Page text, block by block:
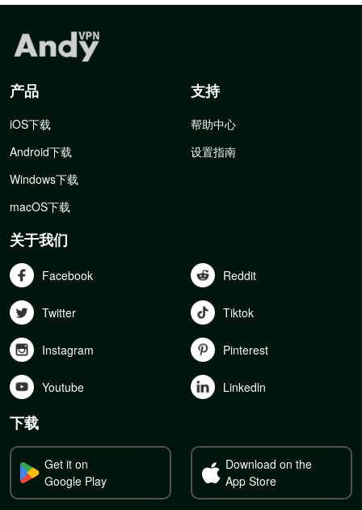
产品
iOS下载
Android下载
Windows下载
macOS下载
支持
帮助中心
设置指南
关于我们
Facebook Reddit
Twitter Tiktok
Instagram Pinterest
Youtube Linkedln
下载
Get it on
Google Play
Download on the
App Store